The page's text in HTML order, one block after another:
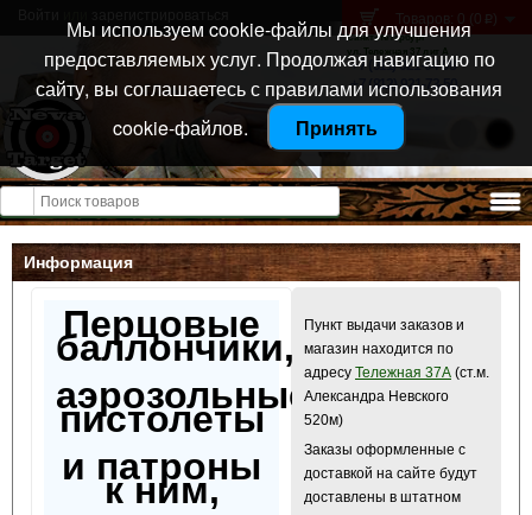
Санкт-Петербург
ул. Тележная 37 лит А
+7 (911) 021-04-08
+7 (812) 921-73-50
Товаров: 0 (0 p )
Открыть меню
Информация
Перцовые
баллончики,
аэрозольные
пистолеты
и патроны
к ним,
Пункт выдачи заказов и
магазин находится по
адресу Тележная 37А (ст.м.
Александра Невского
520м)
Заказы оформленные с
доставкой на сайте будут
доставлены в штатном
Мы используем cookie-файлы для улучшения
предоставляемых услуг. Продолжая навигацию по
сайту, вы соглашаетесь с правилами использования
cookie-файлов.
Принять